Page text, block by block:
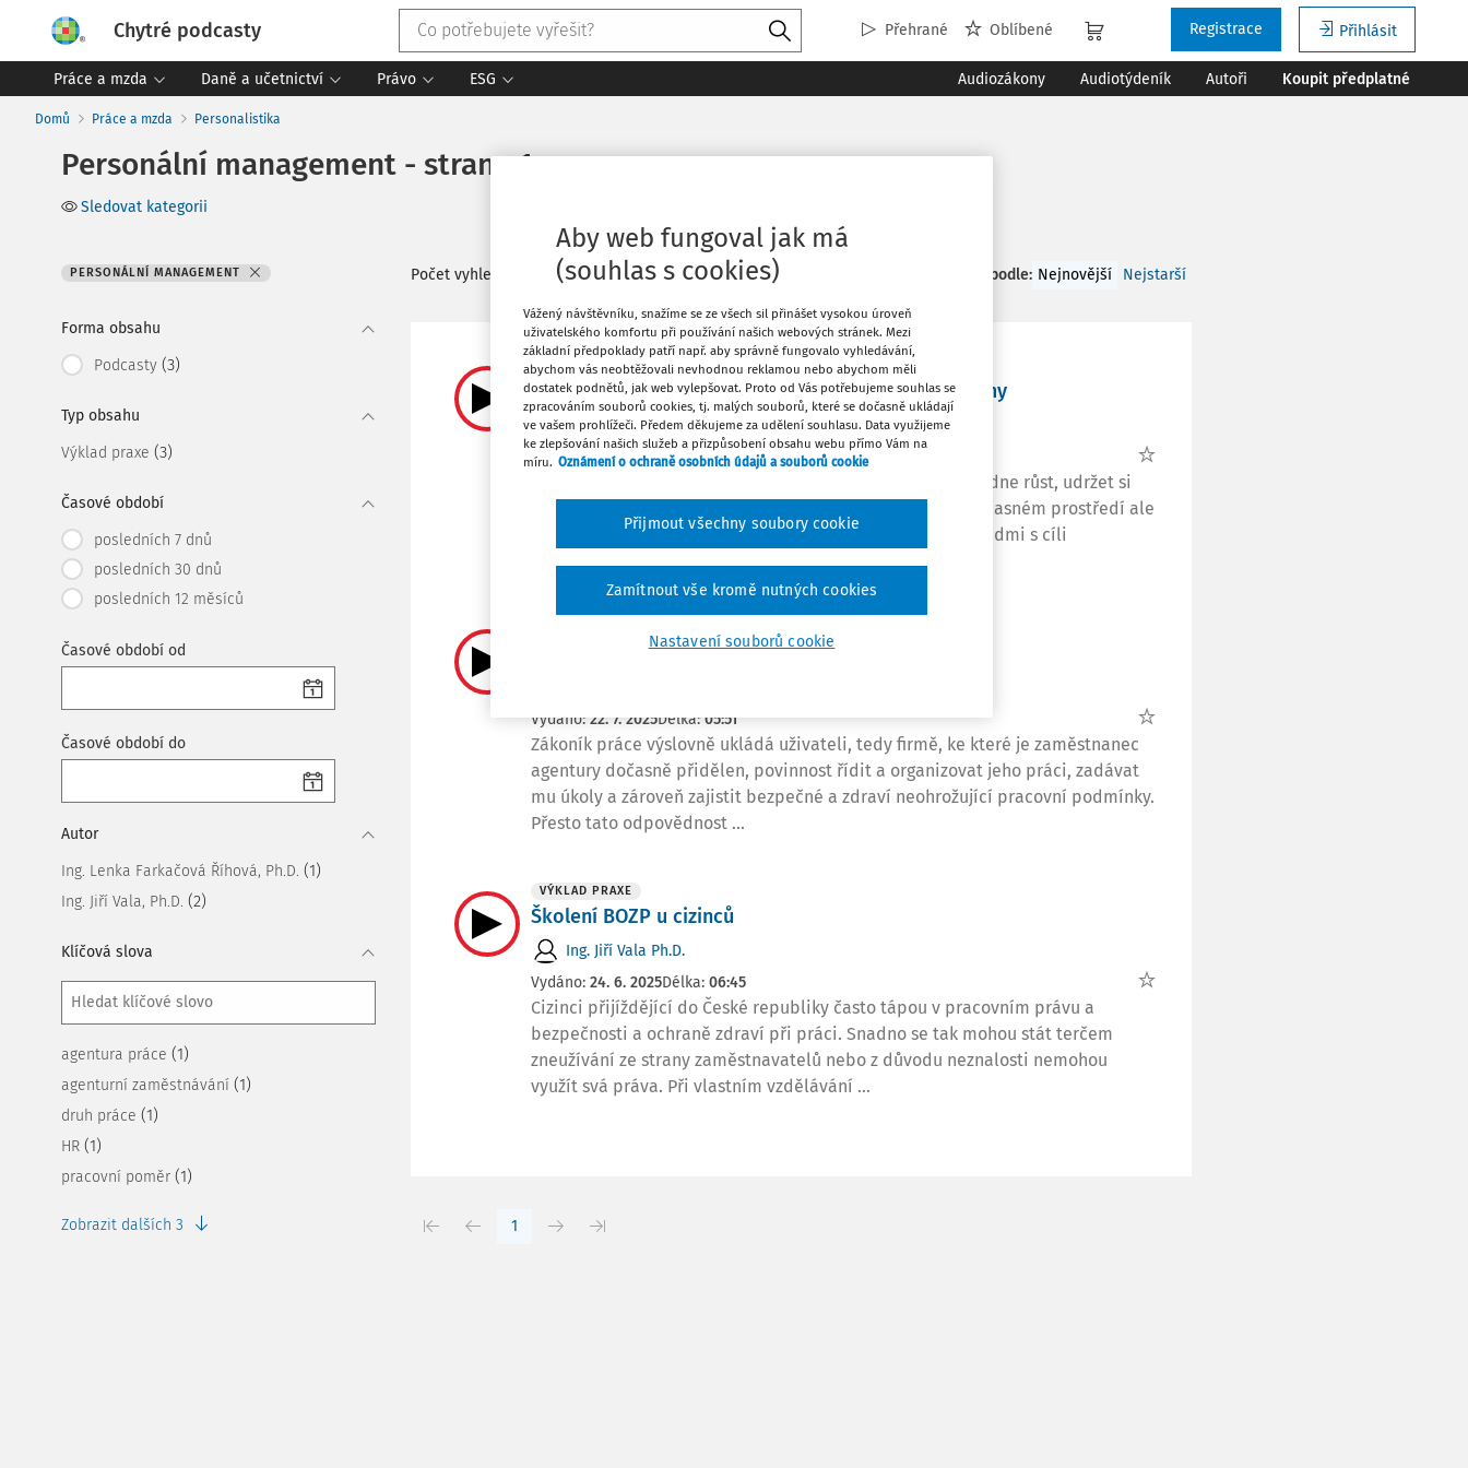
Chytré podcasty Přehrané Oblíbené Přihlásit
Registrace
Práce a mzda Daně a učetnictví Právo ESG Audiozákony Audiotýdeník Autoři Koupit předplatné
Domů Práce a mzda Personalistika
Personální management - strana 1
Sledovat kategorii
PERSONÁLNÍ MANAGEMENT
Forma obsahu
Podcasty (3)
Typ obsahu
Výklad praxe (3)
Časové období
posledních 7 dnů
posledních 30 dnů
posledních 12 měsíců
Časové období od
Časové období do
Autor
Ing. Lenka Farkačová Říhová, Ph.D. (1)
Ing. Jiří Vala, Ph.D. (2)
Klíčová slova
agentura práce (1)
agenturní zaměstnávání (1)
druh práce (1)
HR (1)
pracovní poměr (1)
Zobrazit dalších 3
Počet vyhledaných dokumentů:3 Řadit podle: Nejnovější Nejstarší
VÝKLAD PRAXE
Strategické HR v praxi: Jak sladit práci HR s cíli firmy
Ing. Lenka Farkačová Říhová Ph.D.
Vydáno:15. 6. 2026Délka:10:56
Strategické HR dnes rozhoduje o tom, zda organizace zvládne růst, udržet si
lidi i dlouhodobě dosahovat stanovených výsledků. V současném prostředí ale
nestačí mít jen obsazené pozice. Klíčové je sladit práci s lidmi s cíli
Školení BOZP u agenturních zaměstnanců
Vydáno:22. 7. 2025Délka:05:51
Zákoník práce výslovně ukládá uživateli, tedy firmě, ke které je zaměstnanec
agentury dočasně přidělen, povinnost řídit a organizovat jeho práci, zadávat
mu úkoly a zároveň zajistit bezpečné a zdraví neohrožující pracovní podmínky.
Přesto tato odpovědnost ...
VÝKLAD PRAXE
Školení BOZP u cizinců
Ing. Jiří Vala Ph.D.
Vydáno: 24. 6. 2025Délka: 06:45
Cizinci přijíždějící do České republiky často tápou v pracovním právu a
bezpečnosti a ochraně zdraví při práci. Snadno se tak mohou stát terčem
zneužívání ze strany zaměstnavatelů nebo z důvodu neznalosti nemohou
využít svá práva. Při vlastním vzdělávání ...
1
Aby web fungoval jak má
(souhlas s cookies)
Vážený návštěvníku, snažíme se ze všech sil přinášet vysokou úroveň
uživatelského komfortu při používání našich webových stránek. Mezi
základní předpoklady patří např. aby správně fungovalo vyhledávání,
abychom vás neobtěžovali nevhodnou reklamou nebo abychom měli
dostatek podnětů, jak web vylepšovat. Proto od Vás potřebujeme souhlas se
zpracováním souborů cookies, tj. malých souborů, které se dočasně ukládají
ve vašem prohlížeči. Předem děkujeme za udělení souhlasu. Data využijeme
ke zlepšování našich služeb a přizpůsobení obsahu webu přímo Vám na
míru. Oznámení o ochraně osobních údajů a souborů cookie
Nastavení souborů cookie
Zamítnout vše kromě nutných cookies
Přijmout všechny soubory cookie